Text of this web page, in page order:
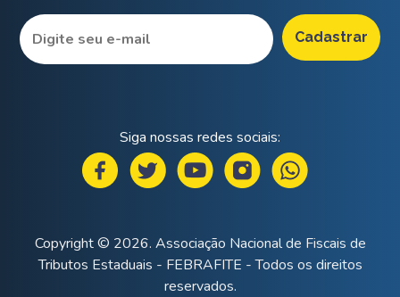
Siga nossas redes sociais:
Copyright © 2026. Associação Nacional de Fiscais de
Tributos Estaduais - FEBRAFITE - Todos os direitos
reservados.